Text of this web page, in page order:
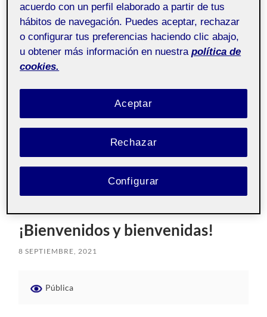
19 OCTUBRE, 2022 / SIN COMENTARIOS
Laboratorio de
herramientas de
portafolios aula 6
Pública
Error on kaltura services.
221 Laboratorio de herramientas de portafolios
221_20_142
Actividad 5) Subir imágenes, vídeos, pdf...
¡Bienvenidos y bienvenidas!
8 SEPTIEMBRE, 2021
Pública
acuerdo con un perfil elaborado a partir de tus
hábitos de navegación. Puedes aceptar, rechazar
o configurar tus preferencias haciendo clic abajo,
u obtener más información en nuestra política de
cookies.
Rechazar
Aceptar
Configurar